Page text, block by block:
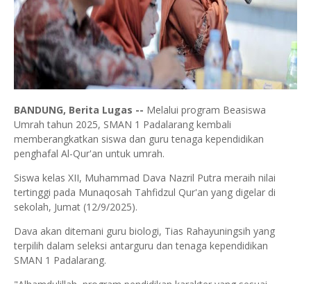
BANDUNG, Berita Lugas -- Melalui program Beasiswa
Umrah tahun 2025, SMAN 1 Padalarang kembali
memberangkatkan siswa dan guru tenaga kependidikan
penghafal Al-Qur'an untuk umrah.
Siswa kelas XII, Muhammad Dava Nazril Putra meraih nilai
tertinggi pada Munaqosah Tahfidzul Qur'an yang digelar di
sekolah, Jumat (12/9/2025).
Dava akan ditemani guru biologi, Tias Rahayuningsih yang
terpilih dalam seleksi antarguru dan tenaga kependidikan
SMAN 1 Padalarang.